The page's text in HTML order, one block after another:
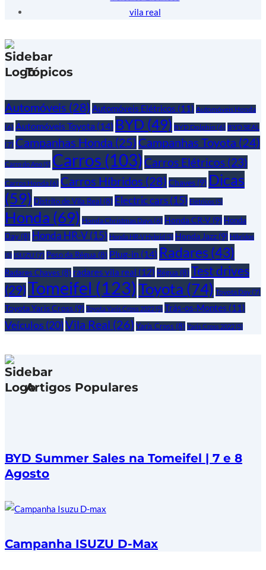
vila real
Tópicos
Automóveis (28) Automóveis Elétricos (11) Automóveis Honda
(6) Automóveis Toyota (14) BYD (49) BYD Dolphin (6) BYD SEAL
(7) Campanhas Honda (25) Campanhas Toyota (24)
Carro do Ano(5) Carros (103) Carros Elétricos (23)
Carros Honda(6) Carros Híbridos (28) Chaves (9) Dicas
(59) Distrito de Vila Real (8) Electric cars (15) Elétricos(5)
Honda (69) Honda Christmas Days(6) Honda CR-V (9) Honda
Day (8) Honda HR-V (15) Honda HR-V Hybrid (5) Honda Jazz (9) Híbridos
(5) ISUZU (7) Peso da Régua (8) Plug-in (14) Radares (43)
Radares Chaves (8) radares vila real (12) Régua (8) Test drives
(29)Tomeifel (123)Toyota (74) Toyota Day(7)
Toyota Yaris Cross (9) Toyota Yaris Cross 2022(5) Trás-os-Montes (11)
Veículos (20)Vila Real (26) Yaris Cross (8) Yaris Cross 2022(5)
Artigos Populares
BYD Summer Sales na Tomeifel | 7 e 8
Agosto
Campanha ISUZU D-Max